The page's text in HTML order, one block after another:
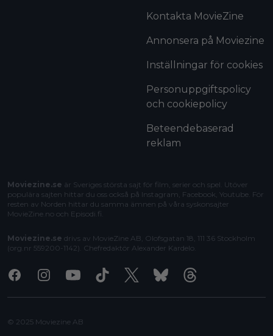
Kontakta MovieZine
Annonsera på Moviezine
Inställningar för cookies
Personuppgiftspolicy
och cookiepolicy
Beteendebaserad
reklam
Moviezine.se är Sveriges största sajt för film, serier och spel. Utöver
populära sajten hittar du oss också på Instagram, Facebook, Youtube. För
resten av Norden hittar du samma ämnen på våra syskonsajter
MovieZine.no och Episodi.fi
Moviezine.se drivs av MovieZine AB, Olofsgatan 18, 111 36 Stockholm
(org.nr 559200-1142). Chefredaktör Alexander Kardelo
FacebookInstagramYoutubeTiktok X BlueskyThreads
© 2025 Moviezine AB